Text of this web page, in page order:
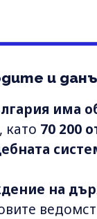
и
има
като 70 200
на